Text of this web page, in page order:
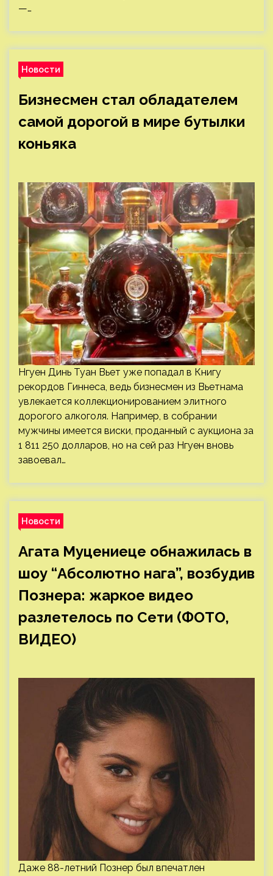
—…
Новости
Бизнесмен стал обладателем
самой дорогой в мире бутылки
коньяка
Нгуен Динь Туан Вьет уже попадал в Книгу
рекордов Гиннеса, ведь бизнесмен из Вьетнама
увлекается коллекционированием элитного
дорогого алкоголя. Например, в собрании
мужчины имеется виски, проданный с аукциона за
1 811 250 долларов, но на сей раз Нгуен вновь
завоевал…
Новости
Агата Муцениеце обнажилась в
шоу “Абсолютно нага”, возбудив
Познера: жаркое видео
разлетелось по Сети (ФОТО,
ВИДЕО)
Даже 88-летний Познер был впечатлен